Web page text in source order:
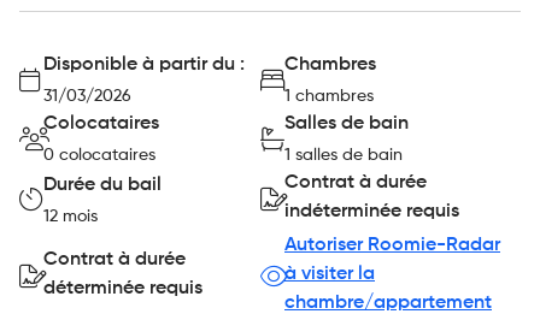
Disponible à partir du :
31/03/2026
Chambres
1 chambres
Colocataires
0 colocataires
Salles de bain
1 salles de bain
Durée du bail
12 mois
Contrat à durée
indéterminée requis
Contrat à durée
déterminée requis
Autoriser Roomie-Radar
à visiter la
chambre/appartement